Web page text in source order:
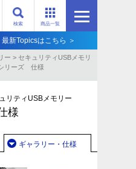
商品一覧
検索
新Topicsはこちら ＞
ー > セキュリティUSBメモリ
リーズ 仕様
リティUSBメモリー
様
ギャラリー・仕様